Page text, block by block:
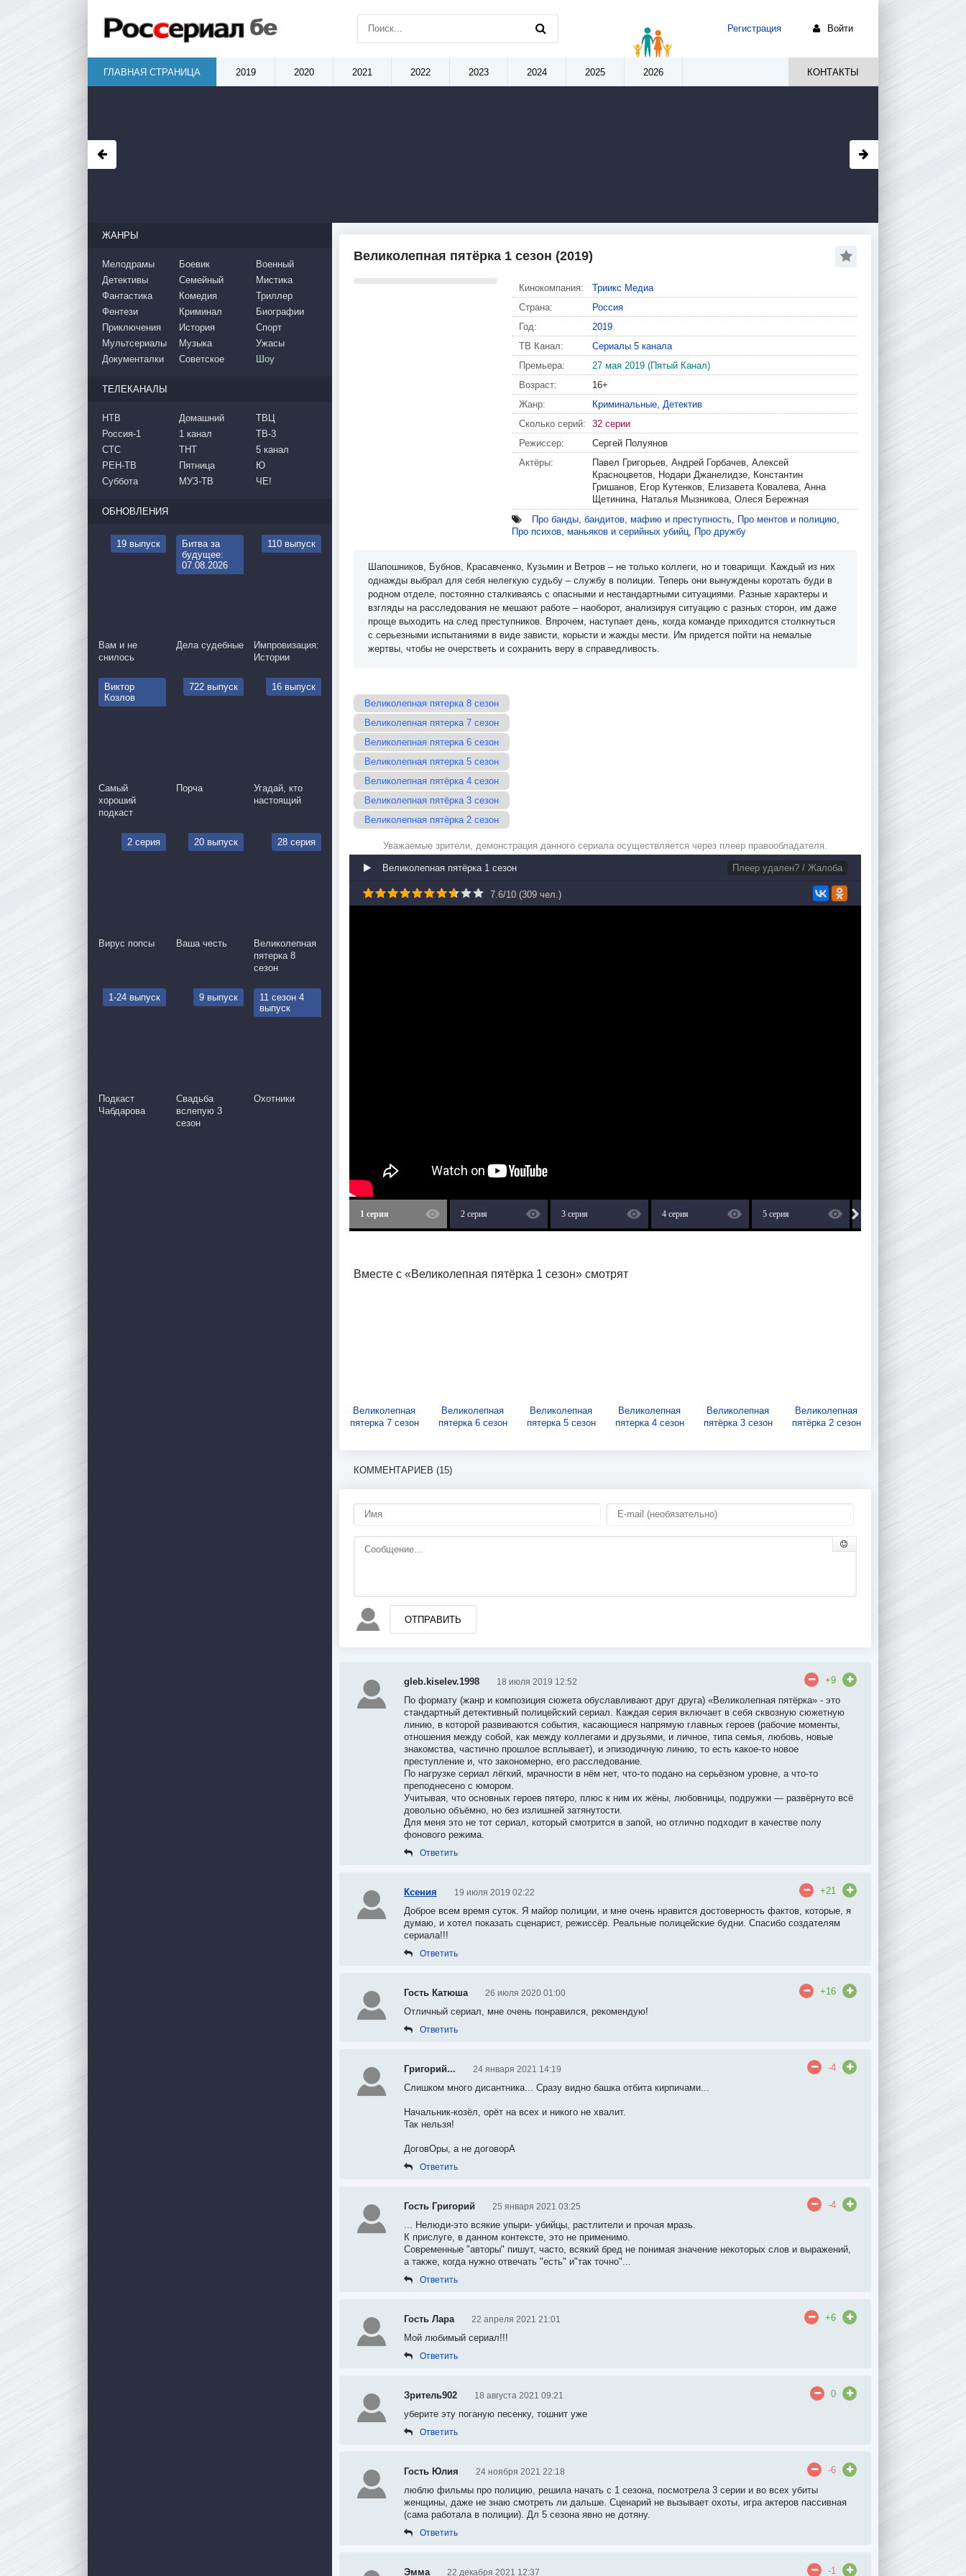
Великолепная пятёрка 1 сезон (2019)
Кинокомпания:
Триикс Медиа
Страна:
Россия
Год:
2019
ТВ Канал:
Сериалы 5 канала
Премьера:
27 мая 2019 (Пятый Канал)
Возраст:
16+
Жанр:
Криминальные, Детектив
Сколько серий:
32 серии
Режиссер:
Сергей Полуянов
Актёры:
Павел Григорьев, Андрей Горбачев, Алексей
Красноцветов, Нодари Джанелидзе, Константин
Гришанов, Егор Кутенков, Елизавета Ковалева, Анна
Щетинина, Наталья Мызникова, Олеся Бережная
Про банды, бандитов, мафию и преступность, Про ментов и полицию,
Про психов, маньяков и серийных убийц, Про дружбу
Шапошников, Бубнов, Красавченко, Кузьмин и Ветров – не только коллеги, но и товарищи. Каждый из них
однажды выбрал для себя нелегкую судьбу – службу в полиции. Теперь они вынуждены коротать буди в
родном отделе, постоянно сталкиваясь с опасными и нестандартными ситуациями. Разные характеры и
взгляды на расследования не мешают работе – наоборот, анализируя ситуацию с разных сторон, им даже
проще выходить на след преступников. Впрочем, наступает день, когда команде приходится столкнуться
с серьезными испытаниями в виде зависти, корысти и жажды мести. Им придется пойти на немалые
жертвы, чтобы не очерстветь и сохранить веру в справедливость.
Великолепная пятерка 8 сезон
Великолепная пятерка 7 сезон
Великолепная пятерка 6 сезон
Великолепная пятерка 5 сезон
Великолепная пятёрка 4 сезон
Великолепная пятёрка 3 сезон
Великолепная пятёрка 2 сезон
Уважаемые зрители, демонстрация данного сериала осуществляется через плеер правообладателя.
Великолепная пятёрка 1 сезон Плеер удален? / Жалоба
7.6/10 (309 чел.)
1 серия 2 серия 3 серия 4 серия 5 серия
Вместе с «Великолепная пятёрка 1 сезон» смотрят
Великолепная
пятерка 7 сезон
Великолепная
пятерка 6 сезон
Великолепная
пятерка 5 сезон
Великолепная
пятерка 4 сезон
Великолепная
пятёрка 3 сезон
Великолепная
пятёрка 2 сезон
КОММЕНТАРИЕВ (15)
ОТПРАВИТЬ
gleb.kiselev.1998 18 июля 2019 12:52
+9
По формату (жанр и композиция сюжета обуславливают друг друга) «Великолепная пятёрка» - это
стандартный детективный полицейский сериал. Каждая серия включает в себя сквозную сюжетную
линию, в которой развиваются события, касающиеся напрямую главных героев (рабочие моменты,
отношения между собой, как между коллегами и друзьями, и личное, типа семья, любовь, новые
знакомства, частично прошлое всплывает), и эпизодичную линию, то есть какое-то новое
преступление и, что закономерно, его расследование.
По нагрузке сериал лёгкий, мрачности в нём нет, что-то подано на серьёзном уровне, а что-то
преподнесено с юмором.
Учитывая, что основных героев пятеро, плюс к ним их жёны, любовницы, подружки — развёрнуто всё
довольно объёмно, но без излишней затянутости.
Для меня это не тот сериал, который смотрится в запой, но отлично подходит в качестве полу
фонового режима.
Ответить
Ксения 19 июля 2019 02:22
+21
Доброе всем время суток. Я майор полиции, и мне очень нравится достоверность фактов, которые, я
думаю, и хотел показать сценарист, режиссёр. Реальные полицейские будни. Спасибо создателям
сериала!!!
Ответить
Гость Катюша 26 июля 2020 01:00
+16
Отличный сериал, мне очень понравился, рекомендую!
Ответить
Григорий... 24 января 2021 14:19
-4
Слишком много дисантника... Сразу видно башка отбита кирпичами...
Начальник-козёл, орёт на всех и никого не хвалит.
Так нельзя!
ДоговОры, а не договорА
Ответить
Гость Григорий 25 января 2021 03:25
-4
... Нелюди-это всякие упыри- убийцы, растлители и прочая мразь.
К прислуге, в данном контексте, это не применимо.
Современные "авторы" пишут, часто, всякий бред не понимая значение некоторых слов и выражений,
а также, когда нужно отвечать "есть" и"так точно"...
Ответить
Гость Лара 22 апреля 2021 21:01
+6
Мой любимый сериал!!!
Ответить
Зритель902 18 августа 2021 09:21
0
уберите эту поганую песенку, тошнит уже
Ответить
Гость Юлия 24 ноября 2021 22:18
-6
люблю фильмы про полицию, решила начать с 1 сезона, посмотрела 3 серии и во всех убиты
женщины, даже не знаю смотреть ли дальше. Сценарий не вызывает охоты, игра актеров пассивная
(сама работала в полиции). Дл 5 сезона явно не дотяну.
Ответить
Эмма 22 декабря 2021 12:37 -1
ЖАНРЫ
Мелодрамы
Детективы
Фантастика
Боевик
Семейный
Комедия
Военный
Мистика
Триллер
Фентези
Приключения
Мультсериалы
Документалки
Криминал
История
Музыка
Советское
Биографии
Спорт
Ужасы
Шоу
ТЕЛЕКАНАЛЫ
НТВ
Россия-1
СТС
РЕН-ТВ
Суббота
Домашний
1 канал
ТНТ
Пятница
МУЗ-ТВ
ТВЦ
ТВ-3
5 канал
Ю
ЧЕ!
ОБНОВЛЕНИЯ
19 выпуск
Вам и не
снилось
Битва за
будущее:
07.08.2026
Дела судебные
110 выпуск
Импровизация:
Истории
Виктор
Козлов
Самый
хороший
подкаст
722 выпуск
Порча
16 выпуск
Угадай, кто
настоящий
2 серия
Вирус попсы
20 выпуск
Ваша честь
28 серия
Великолепная
пятерка 8
сезон
1-24 выпуск
Подкаст
Чабдарова
9 выпуск
Свадьба
вслепую 3
сезон
11 сезон 4
выпуск
Охотники
Регистрация Войти
ГЛАВНАЯ СТРАНИЦА 2019 2020 2021 2022 2023 2024 2025 2026 КОНТАКТЫ